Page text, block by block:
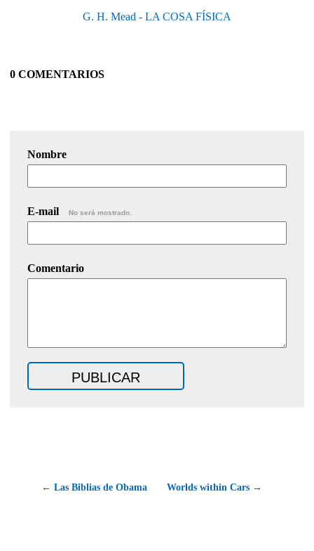
G. H. Mead - LA COSA FÍSICA
0 COMENTARIOS
Nombre
E-mail No será mostrado.
Comentario
← Las Biblias de Obama Worlds within Cars →